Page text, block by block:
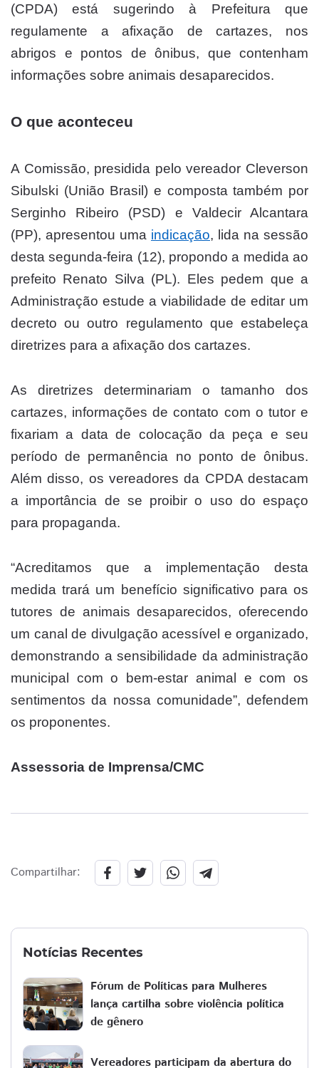
(CPDA) está sugerindo à Prefeitura que
regulamente a afixação de cartazes, nos
abrigos e pontos de ônibus, que contenham
informações sobre animais desaparecidos.
O que aconteceu
A Comissão, presidida pelo vereador Cleverson
Sibulski (União Brasil) e composta também por
Serginho Ribeiro (PSD) e Valdecir Alcantara
(PP), apresentou uma indicação, lida na sessão
desta segunda-feira (12), propondo a medida ao
prefeito Renato Silva (PL). Eles pedem que a
Administração estude a viabilidade de editar um
decreto ou outro regulamento que estabeleça
diretrizes para a afixação dos cartazes.
As diretrizes determinariam o tamanho dos
cartazes, informações de contato com o tutor e
fixariam a data de colocação da peça e seu
período de permanência no ponto de ônibus.
Além disso, os vereadores da CPDA destacam
a importância de se proibir o uso do espaço
para propaganda.
“Acreditamos que a implementação desta
medida trará um benefício significativo para os
tutores de animais desaparecidos, oferecendo
um canal de divulgação acessível e organizado,
demonstrando a sensibilidade da administração
municipal com o bem-estar animal e com os
sentimentos da nossa comunidade”, defendem
os proponentes.
Assessoria de Imprensa/CMC
Compartilhar:
Notícias Recentes
Fórum de Políticas para Mulheres
lança cartilha sobre violência política
de gênero
Vereadores participam da abertura do